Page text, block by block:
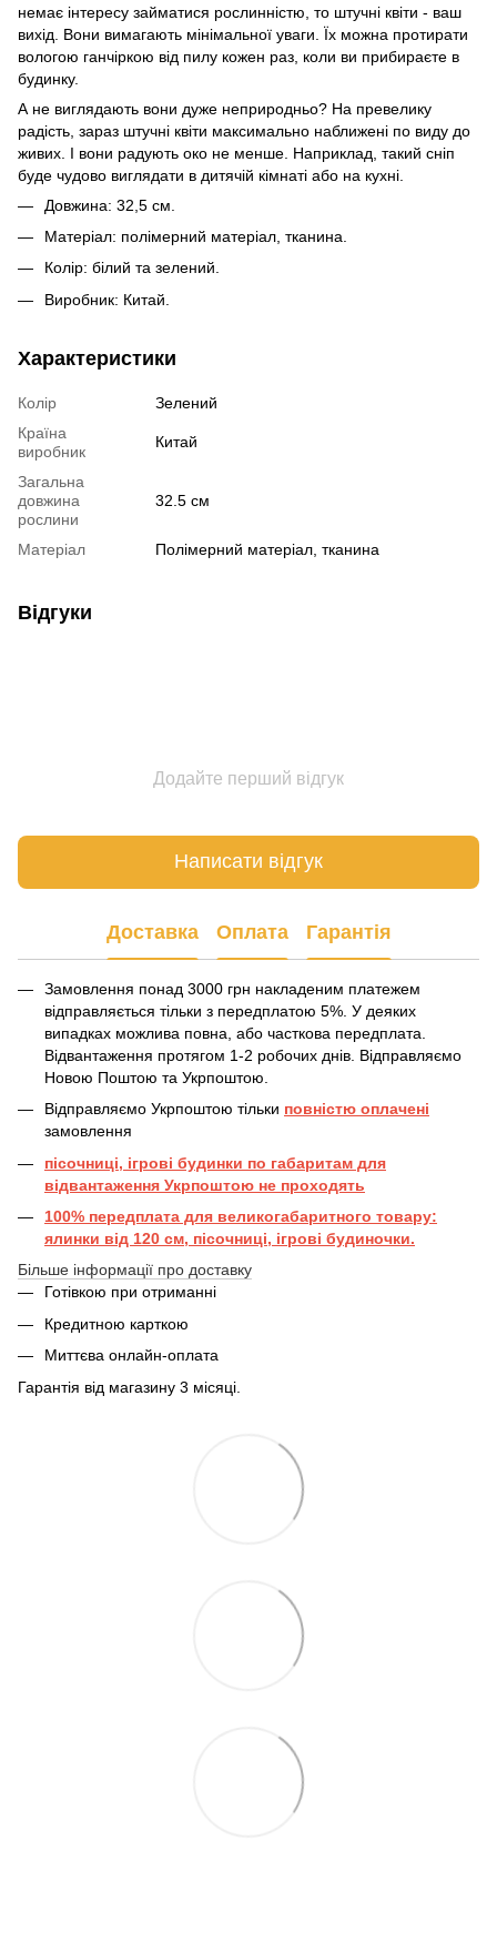
немає інтересу займатися рослинністю, то штучні квіти - ваш
вихід. Вони вимагають мінімальної уваги. Їх можна протирати
вологою ганчіркою від пилу кожен раз, коли ви прибираєте в
будинку.
А не виглядають вони дуже неприродньо? На превелику
радість, зараз штучні квіти максимально наближені по виду до
живих. І вони радують око не менше. Наприклад, такий сніп
буде чудово виглядати в дитячій кімнаті або на кухні.
Довжина: 32,5 см.
Матеріал: полімерний матеріал, тканина.
Колір: білий та зелений.
Виробник: Китай.
Характеристики
Колір
Зелений
Країна
виробник
Китай
Загальна
довжина
рослини
32.5 см
Матеріал Полімерний матеріал, тканина
Відгуки
Додайте перший відгук
Написати відгук
Доставка Оплата Гарантія
Замовлення понад 3000 грн накладеним платежем
відправляється тільки з передплатою 5%. У деяких
випадках можлива повна, або часткова передплата.
Відвантаження протягом 1-2 робочих днів. Відправляємо
Новою Поштою та Укрпоштою.
Відправляємо Укрпоштою тільки повністю оплачені
замовлення
пісочниці, ігрові будинки по габаритам для
відвантаження Укрпоштою не проходять
100% передплата для великогабаритного товару:
ялинки від 120 см, пісочниці, ігрові будиночки.
Більше інформації про доставку
Готівкою при отриманні
Кредитною карткою
Миттєва онлайн-оплата
Гарантія від магазину 3 місяці.